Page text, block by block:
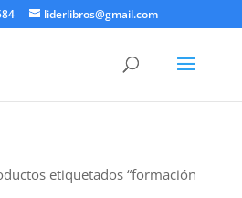
liderlibros@gmail.com
etiquetados “formación